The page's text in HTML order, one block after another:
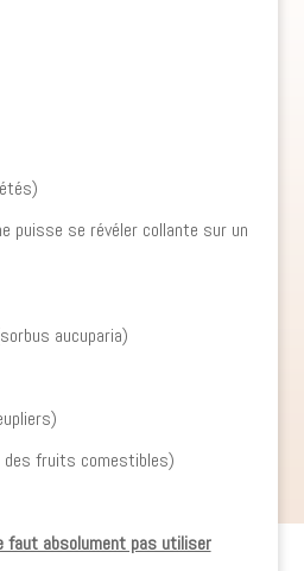
puisse se révéler collante sur un
aucuparia)
des fruits comestibles)
faut absolument pas utiliser